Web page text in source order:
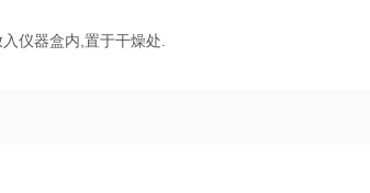
仪器盒内,置于干燥处.